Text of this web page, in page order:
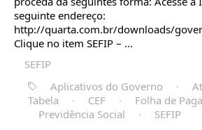
seguinte endereço:
http://quarta.com.br/downloads/
Clique no item SEFIP – ...
SEFIP
Aplicativos do Governo
·
Tabela
· CEF · Folha de
Previdência Social
· SEFIP